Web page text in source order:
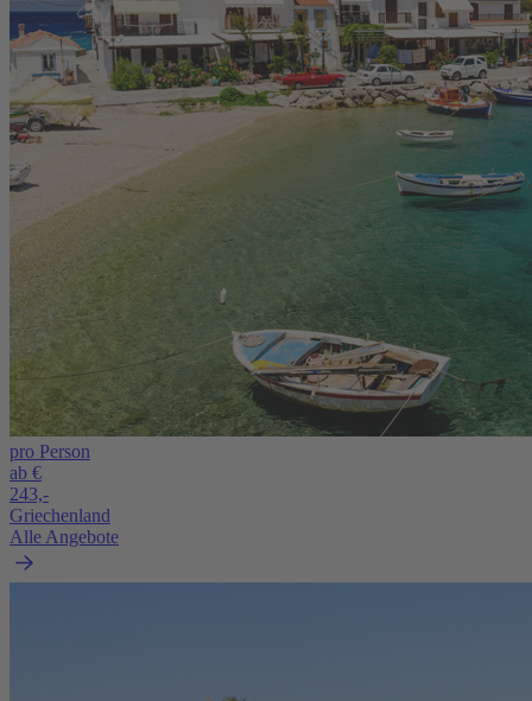
pro Person
ab €
243,-
Griechenland
Alle Angebote